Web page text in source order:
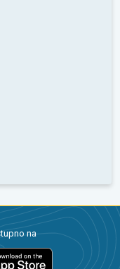
na